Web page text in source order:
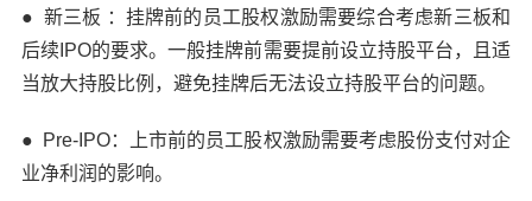
● 新三板 ：挂牌前的员工股权激励需要综合考虑新三板和
后续IPO的要求。一般挂牌前需要提前设立持股平台，且适
当放大持股比例，避免挂牌后无法设立持股平台的问题。
●
Pre-IPO：上市前的员工股权激励需要考虑股份支付对企
业净利润的影响。